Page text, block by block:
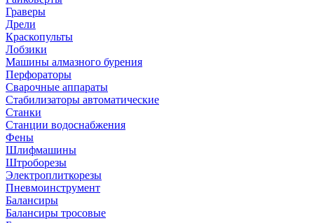
Граверы
Дрели
Краскопульты
Лобзики
Машины алмазного бурения
Перфораторы
Сварочные аппараты
Стабилизаторы автоматические
Станки
Станции водоснабжения
Фены
Шлифмашины
Штроборезы
Электроплиткорезы
Пневмоинструмент
Балансиры
Балансиры тросовые